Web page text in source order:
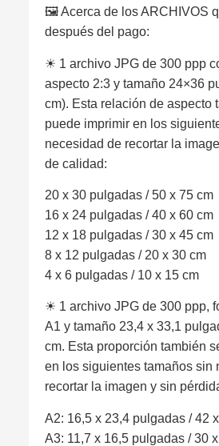
🖼 Acerca de los ARCHIVOS
después del pago:
☀︎ 1 archivo JPG de 300 ppp
aspecto 2:3 y tamaño 24×36
cm). Esta relación de aspecto
puede imprimir en los
necesidad de recortar la
de calidad:
20 x 30 pulgadas / 50 x 75 cm
16 x 24 pulgadas / 40 x 60 cm
12 x 18 pulgadas / 30 x 45 cm
8 x 12 pulgadas / 20 x 30 cm
4 x 6 pulgadas / 10 x 15 cm
☀︎ 1 archivo JPG de 300 ppp,
A1 y tamaño 23,4 x 33,1
cm. Esta proporción también
en los siguientes tamaños sin
recortar la imagen y sin
A2: 16,5 x 23,4 pulgadas / 42
A3: 11,7 x 16,5 pulgadas / 30